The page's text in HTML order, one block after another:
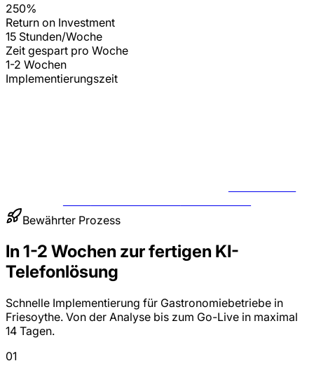
250%
Return on Investment
15 Stunden/Woche
Zeit gespart pro Woche
1-2 Wochen
Implementierungszeit
Bewährter Prozess
In 1-2 Wochen zur fertigen KI-
Telefonlösung
Schnelle Implementierung für Gastronomiebetriebe in
Friesoythe. Von der Analyse bis zum Go-Live in maximal
14 Tagen.
01